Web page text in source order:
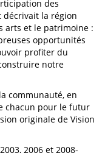
des
décrivait la région
arts et le patrimoine :
opportunités
profiter du
notre
communauté, en
chacun pour le futur
originale de Vision
2006 et 2008-